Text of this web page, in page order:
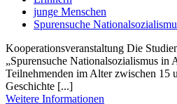
junge Menschen
Spurensuche
Kooperationsveranstaltung Die
„Spurensuche Nationalsozialismus in
Teilnehmenden im Alter zwischen 15
Geschichte [...]
Weitere Informationen